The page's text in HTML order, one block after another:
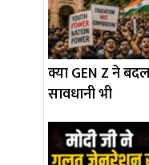
क्या GEN Z ने
सावधानी भी